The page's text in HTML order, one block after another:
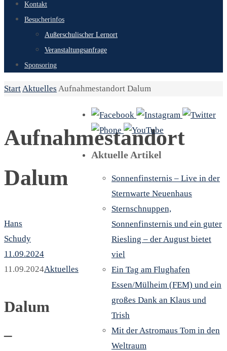
Kontakt
Besucherinfos
Außerschulischer Lernort
Veranstaltungsanfrage
Sponsoring
StartAktuelles Aufnahmestandort Dalum
Aufnahmestandort
Dalum
Hans
Schudy
11.09.2024
11.09.2024Aktuelles
Dalum
–
Aktuelle Artikel
Sonnenfinsternis – Live in der
Sternwarte Neuenhaus
Sternschnuppen,
Sonnenfinsternis und ein guter
Riesling – der August bietet
viel
Ein Tag am Flughafen
Essen/Mülheim (FEM) und ein
großes Dank an Klaus und
Trish
Mit der Astromaus Tom in den
Weltraum